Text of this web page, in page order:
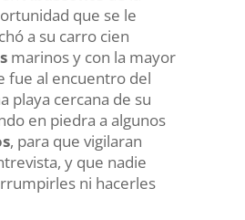
que se le
a su carro cien
marinos y con la mayor
fue al encuentro del
playa cercana de su
en piedra a algunos
, para que vigilaran
y que nadie
ni hacerles